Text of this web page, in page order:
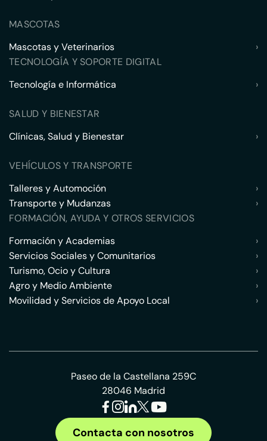
MASCOTAS
Mascotas y Veterinarios
›
TECNOLOGÍA Y SOPORTE DIGITAL
Tecnología e Informática
›
SALUD Y BIENESTAR
Clínicas, Salud y Bienestar
›
VEHÍCULOS Y TRANSPORTE
Talleres y Automoción
›
Transporte y Mudanzas
›
FORMACIÓN, AYUDA Y OTROS SERVICIOS
Formación y Academias
›
Servicios Sociales y Comunitarios
›
Turismo, Ocio y Cultura
›
Agro y Medio Ambiente
›
Movilidad y Servicios de Apoyo Local
›
Paseo de la Castellana 259C
28046 Madrid
Contacta con nosotros